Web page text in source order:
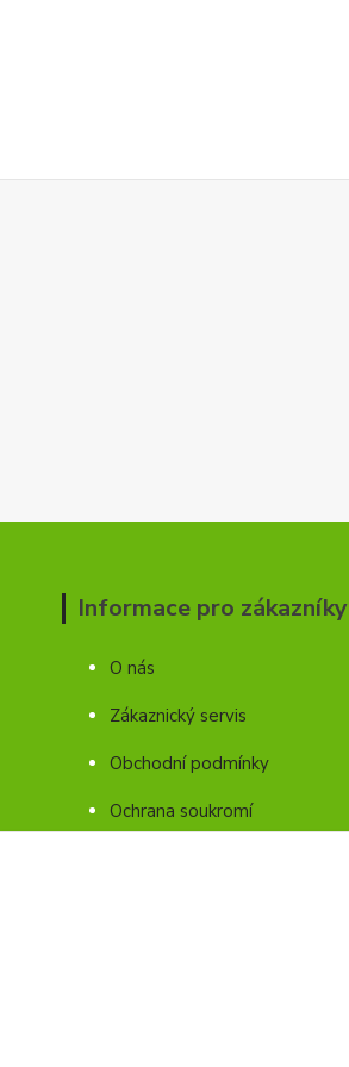
Informace pro zákazníky
O nás
Zákaznický servis
Obchodní podmínky
Ochrana soukromí